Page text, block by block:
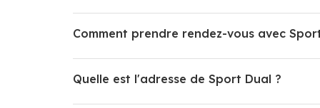
Comment prendre rendez-vous avec
Quelle est l'adresse de Sport Dual ?